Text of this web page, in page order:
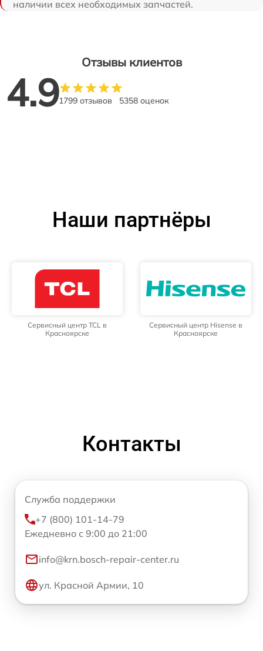
наличии всех необходимых запчастей.
Отзывы клиентов
4.91799 отзывов 5358 оценок
Наши партнёры
Сервисный центр TCL в
Красноярске
Сервисный центр Hisense в
Красноярске
Контакты
Служба поддержки
+7 (800) 101-14-79
Ежедневно с 9:00 до 21:00
info@krn.bosch-repair-center.ru
ул. Красной Армии, 10